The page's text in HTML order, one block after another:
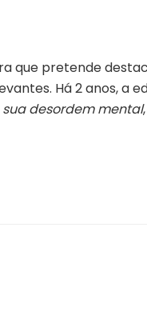
que pretende
Há 2 anos, a
sua desordem mental